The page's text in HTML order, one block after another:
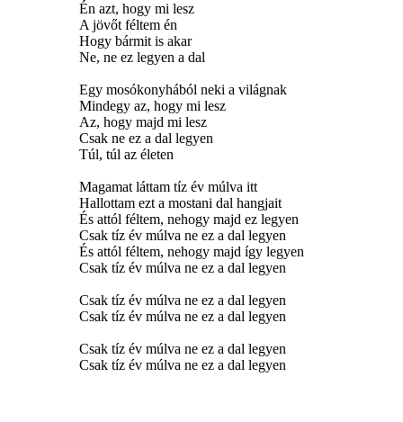
Én azt, hogy mi lesz
A jövőt féltem én
Hogy bármit is akar
Ne, ne ez legyen a dal
Egy mosókonyhából neki a világnak
Mindegy az, hogy mi lesz
Az, hogy majd mi lesz
Csak ne ez a dal legyen
Túl, túl az életen
Magamat láttam tíz év múlva itt
Hallottam ezt a mostani dal hangjait
És attól féltem, nehogy majd ez legyen
Csak tíz év múlva ne ez a dal legyen
És attól féltem, nehogy majd így legyen
Csak tíz év múlva ne ez a dal legyen
Csak tíz év múlva ne ez a dal legyen
Csak tíz év múlva ne ez a dal legyen
Csak tíz év múlva ne ez a dal legyen
Csak tíz év múlva ne ez a dal legyen